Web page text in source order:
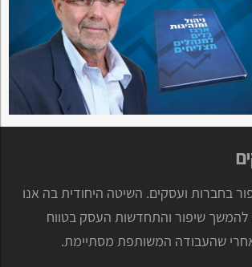
בחברות ועסקים. השיטה היחודית בה אנו
להמשך שיפור והתחדשות העסק בטווח
שהעבודה המשותפת מסתיימת.